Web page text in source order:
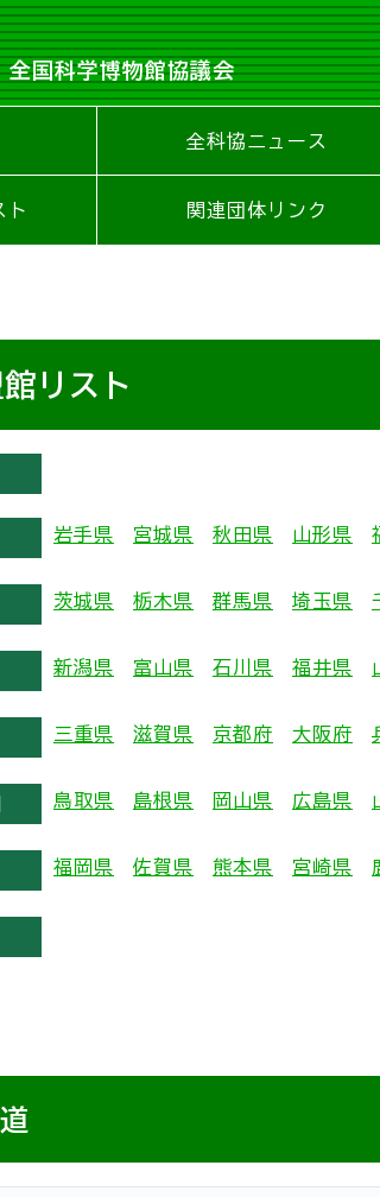
全国科学博物館協議会
全科協ニュース
ト 関連団体リンク
リスト
岩手県 宮城県 秋田県 山形県
茨城県 栃木県 群馬県 埼玉県
新潟県 富山県 石川県 福井県
三重県 滋賀県 京都府 大阪府
鳥取県 島根県 岡山県 広島県
福岡県 佐賀県 熊本県 宮崎県